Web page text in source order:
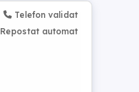
Telefon validat
Repostat automat